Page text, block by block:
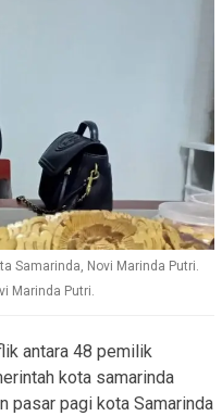
Samarinda, Novi Marinda Putri.
Marinda Putri.
antara 48 pemilik
kota samarinda
pasar pagi kota Samarinda